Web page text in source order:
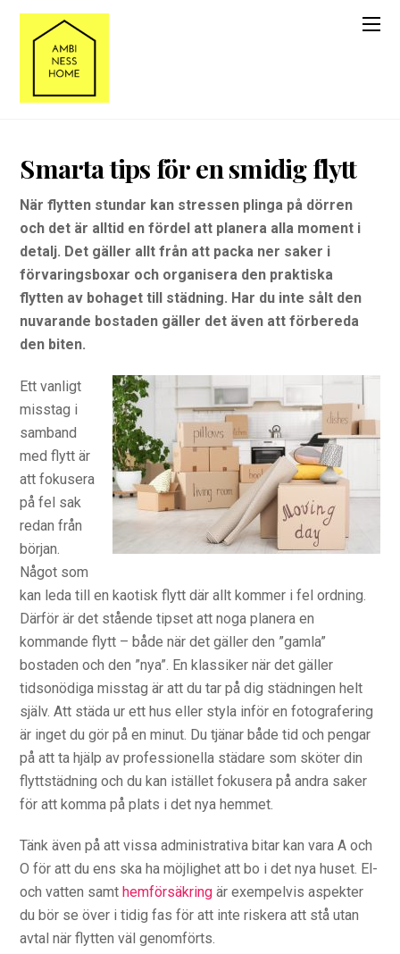
Smarta tips för en smidig flytt
När flytten stundar kan stressen plinga på dörren
och det är alltid en fördel att planera alla moment i
detalj. Det gäller allt från att packa ner saker i
förvaringsboxar och organisera den praktiska
flytten av bohaget till städning. Har du inte sålt den
nuvarande bostaden gäller det även att förbereda
den biten.
Ett vanligt
misstag i
samband
med flytt är
att fokusera
på fel sak
redan från
början.
Något som
kan leda till en kaotisk flytt där allt kommer i fel ordning.
Därför är det stående tipset att noga planera en
kommande flytt – både när det gäller den ”gamla”
bostaden och den ”nya”. En klassiker när det gäller
tidsonödiga misstag är att du tar på dig städningen helt
själv. Att städa ur ett hus eller styla inför en fotografering
är inget du gör på en minut. Du tjänar både tid och pengar
på att ta hjälp av professionella städare som sköter din
flyttstädning och du kan istället fokusera på andra saker
för att komma på plats i det nya hemmet.
Tänk även på att vissa administrativa bitar kan vara A och
O för att du ens ska ha möjlighet att bo i det nya huset. El-
och vatten samt hemförsäkring är exempelvis aspekter
du bör se över i tidig fas för att inte riskera att stå utan
avtal när flytten väl genomförts.